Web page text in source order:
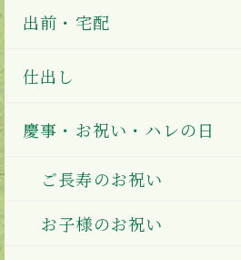
出前・宅配
仕出し
慶事・お祝い・ハレの日
ご長寿のお祝い
お子様のお祝い